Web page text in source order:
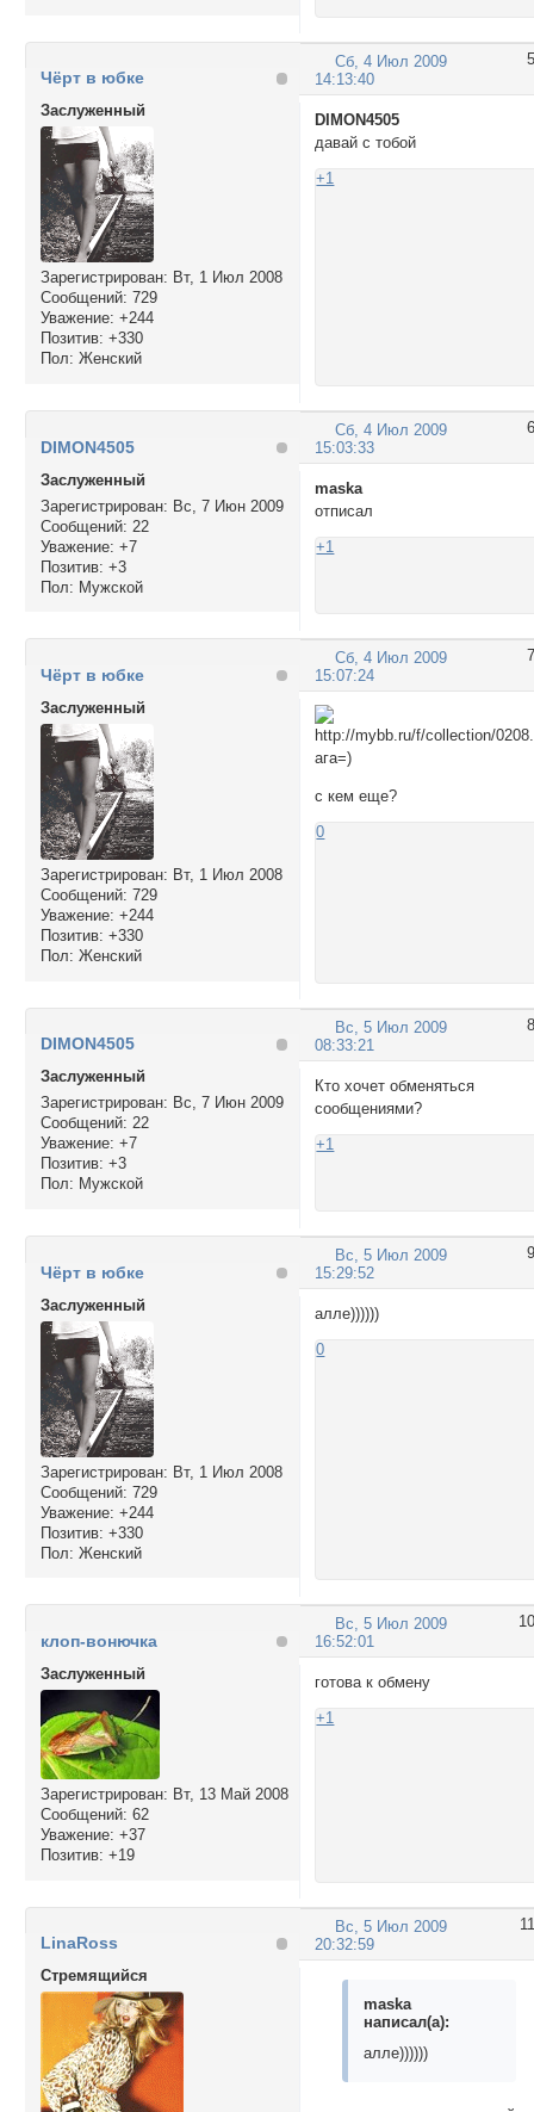
5
Сб, 4 Июл 2009
14:13:40
Чёрт в юбке
Заслуженный
Зарегистрирован: Вт, 1 Июл 2008
Сообщений: 729
Уважение: +244
Позитив: +330
Пол: Женский
DIMON4505
давай с тобой
+1
6
Сб, 4 Июл 2009
15:03:33
DIMON4505
Заслуженный
Зарегистрирован: Вс, 7 Июн 2009
Сообщений: 22
Уважение: +7
Позитив: +3
Пол: Мужской
maska
отписал
+1
7
Сб, 4 Июл 2009
15:07:24
Чёрт в юбке
Заслуженный
Зарегистрирован: Вт, 1 Июл 2008
Сообщений: 729
Уважение: +244
Позитив: +330
Пол: Женский
ага=)
с кем еще?
0
8
Вс, 5 Июл 2009
08:33:21
DIMON4505
Заслуженный
Зарегистрирован: Вс, 7 Июн 2009
Сообщений: 22
Уважение: +7
Позитив: +3
Пол: Мужской
Кто хочет обменяться
сообщениями?
+1
9
Вс, 5 Июл 2009
15:29:52
Чёрт в юбке
Заслуженный
Зарегистрирован: Вт, 1 Июл 2008
Сообщений: 729
Уважение: +244
Позитив: +330
Пол: Женский
алле))))))
0
10
Вс, 5 Июл 2009
16:52:01
клоп-вонючка
Заслуженный
Зарегистрирован: Вт, 13 Май 2008
Сообщений: 62
Уважение: +37
Позитив: +19
готова к обмену
+1
11
Вс, 5 Июл 2009
20:32:59
LinaRoss
Стремящийся
maska
написал(а):
алле))))))